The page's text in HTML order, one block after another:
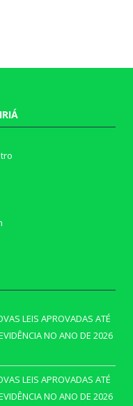
LEIS APROVADAS ATÉ
NO ANO DE 2026
LEIS APROVADAS ATÉ
NO ANO DE 2026